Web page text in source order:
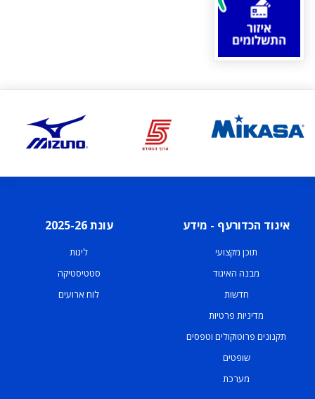
איגוד הכדורעף - מידע
תוכן מקצועי
מבנה האיגוד
חדשות
מדיניות פרטיות
תקנונים פרוטוקולים וטפסים
שופטים
מערכת
עונת 2025-26
ליגות
סטטיסטיקה
לוח ארועים